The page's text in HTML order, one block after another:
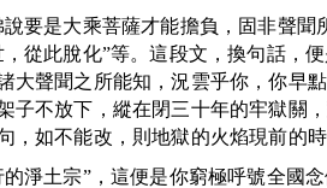
是大乘菩薩才能擔負，固非聲聞
從此脫化”等。這段文，換句話，
大聲聞之所能知，況雲乎你，你早
子不放下，縱在閉三十年的牢獄關
，如不能改，則地獄的火焰現前的
土宗”，這便是你窮極呼號全國念